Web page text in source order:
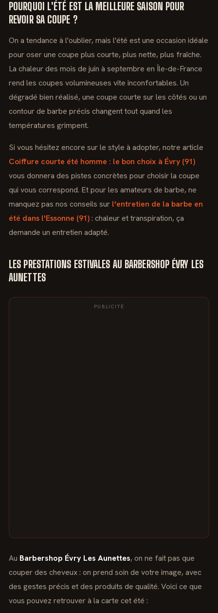
POURQUOI L'ÉTÉ EST LA MEILLEURE SAISON POUR
REVOIR SA COUPE ?
On a tendance à l'oublier, mais l'été est une occasion idéale
pour oser une coupe plus courte, plus nette, plus fraîche.
La chaleur des mois de juin à septembre en Île-de-France
rend les coupes volumineuses vite inconfortables. Un
dégradé bien réalisé, une coupe courte sur les côtés ou un
contour de barbe précis changent tout quand les
températures grimpent.
Si vous hésitez encore sur le style à adopter, notre article
Coiffure courte été homme : le bon choix à Évry (91)
vous donnera des pistes concrètes pour choisir la coupe
qui vous correspond. Et pour les amateurs de barbe, ne
manquez pas nos conseils sur l'entretien de la barbe en
été dans l'Essonne (91): chaleur et transpiration, ça
demande un entretien adapté.
LES PRESTATIONS ESTIVALES AU BARBERSHOP ÉVRY LES
AUNETTES
PUBLICITÉ
Au Barbershop Évry Les Aunettes, on ne fait pas que
couper des cheveux : on prend soin de votre image, avec
des gestes précis et des produits de qualité. Voici ce que
vous pouvez retrouver à la carte cet été :